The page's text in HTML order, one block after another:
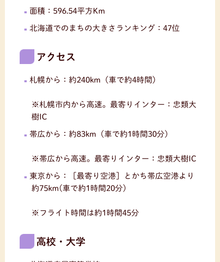
面積：596.54平方Km
北海道でのまちの大きさランキング：47位
アクセス
札幌から：約240km（車で約4時間）
※札幌市内から高速。最寄りインター：忠類大
樹IC
帯広から：約83km（車で約1時間30分）
※帯広から高速。最寄りインター：忠類大樹IC
東京から：［最寄り空港］とかち帯広空港より
約75km(車で約1時間20分)
※フライト時間は約1時間45分
高校・大学